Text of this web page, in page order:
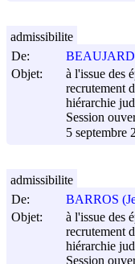
De:
BEAUJARD
Objet:
à l'issue des
recrutement
hiérarchie
Session
5 septembre
admissibilite
De:
BARROS
Objet:
à l'issue des
recrutement
hiérarchie
Session
admissibilite